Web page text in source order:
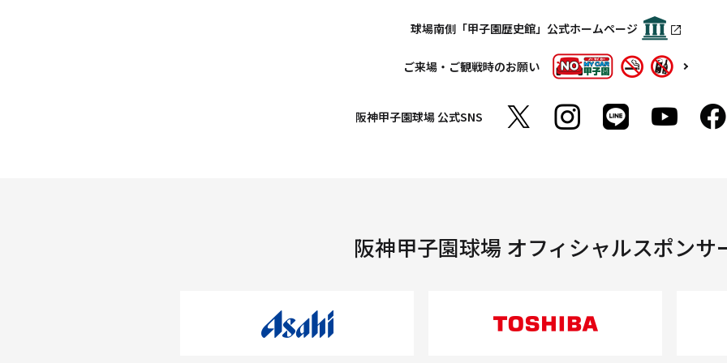
球場南側「甲子園歴史館」公式ホームページ
ご来場・ご観戦時のお願い
阪神甲子園球場公式SNS
阪神甲子園球場 オフィシャルスポンサ